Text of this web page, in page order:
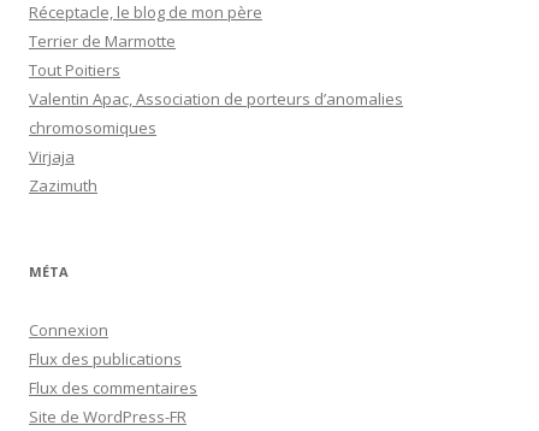
Réceptacle, le blog de mon père
Terrier de Marmotte
Tout Poitiers
Valentin Apac, Association de porteurs d’anomalies
chromosomiques
Virjaja
Zazimuth
MÉTA
Connexion
Flux des publications
Flux des commentaires
Site de WordPress-FR